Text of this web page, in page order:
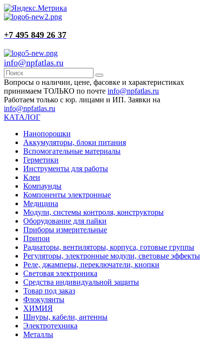
+7 495 849 26 37
info@npfatlas.ru
Вопросы о наличии, цене, фасовке и характеристиках
принимаем ТОЛЬКО по почте info@npfatlas.ru
Работаем только с юр. лицами и ИП. Заявки на
info@npfatlas.ru
КАТАЛОГ
Нанопорошки
Аккумуляторы, блоки питания
Вспомогательные материалы
Герметики
Инструменты для работы
Клеи
Компаунды
Компоненты электронные
Медицина
Модули, системы контроля, конструкторы
Оборудование для пайки
Приборы измерительные
Припои
Радиаторы, вентиляторы, корпуса, готовые группы
Регуляторы, электронные модули, световые эффекты
Реле, джамперы, переключатели, кнопки
Световая электроника
Средства индивидуальной защиты
Товар под заказ
Флокулянты
ХИМИЯ
Шнуры, кабели, антенны
Электротехника
Металлы